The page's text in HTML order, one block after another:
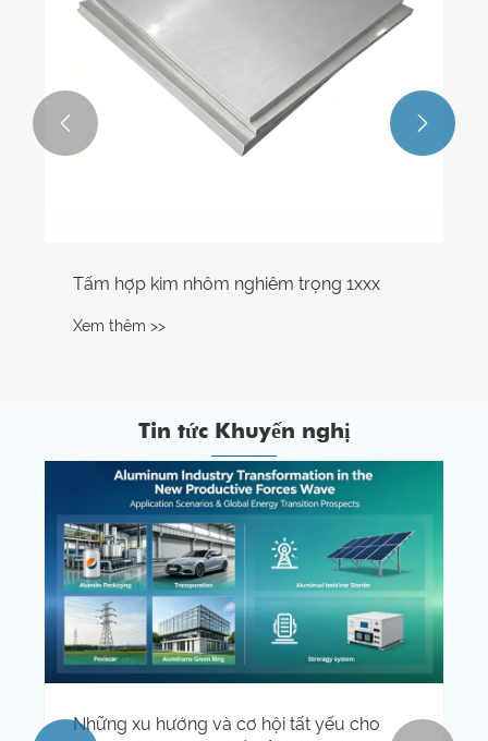
Tấm hợp kim nhôm nghiêm trọng 1xxx
Xem thêm >>
 
Tin tức Khuyến nghị
Những xu hướng và cơ hội tất yếu cho